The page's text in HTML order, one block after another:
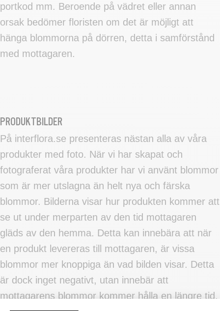
portkod mm. Beroende på vädret eller annan
orsak bedömer floristen om det är möjligt att
hänga blommorna på dörren, detta i samförstånd
med mottagaren.
PRODUKTBILDER
På interflora.se presenteras nästan alla av våra
produkter med foto. När vi har skapat och
fotograferat våra produkter har vi använt blommor
som är mer utslagna än helt nya och färska
blommor. Bilderna visar hur produkten kommer att
se ut under merparten av den tid mottagaren
gläds av den hemma. Detta kan innebära att när
en produkt levereras till mottagaren, är vissa
blommor mer knoppiga än vad bilden visar. Detta
är dock inget negativt, utan innebär att
mottagarens blommor kommer hålla en längre tid.